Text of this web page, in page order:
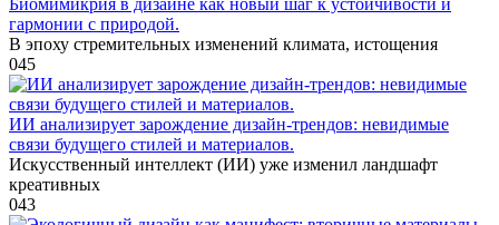
Биомимикрия в дизайне как новый шаг к устойчивости и
гармонии с природой.
В эпоху стремительных изменений климата, истощения
045
ИИ анализирует зарождение дизайн-трендов: невидимые
связи будущего стилей и материалов.
Искусственный интеллект (ИИ) уже изменил ландшафт
креативных
043